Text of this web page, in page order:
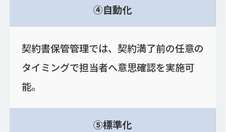
④自動化
契約書保管管理では、契約満了前の任意の
タイミングで担当者へ意思確認を実施可
能。
⑤標準化